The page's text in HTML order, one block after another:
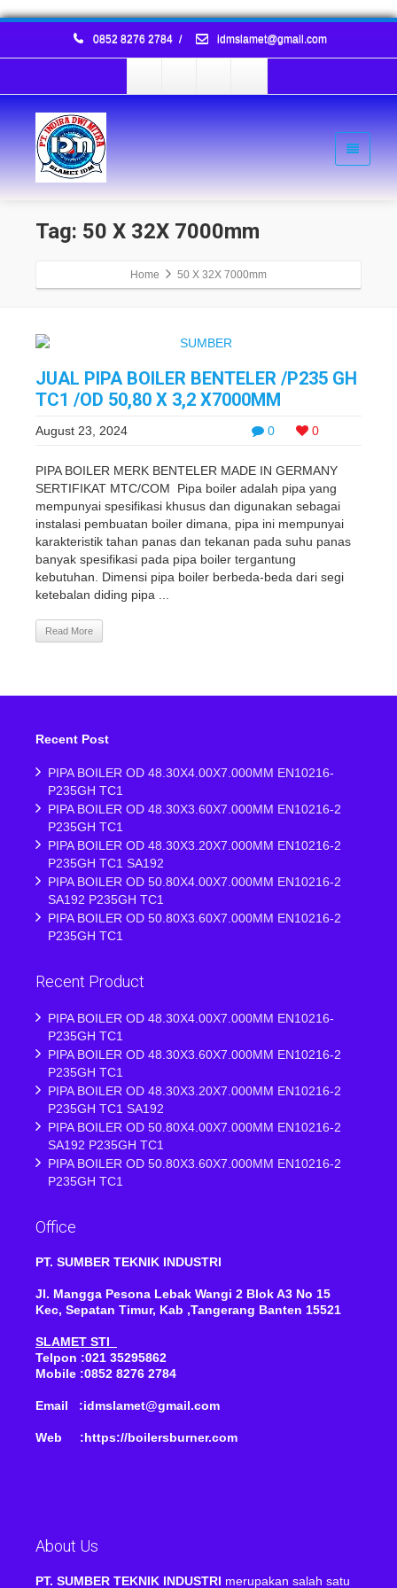
0852 8276 2784 / idmslamet@gmail.com
Tag: 50 X 32X 7000mm
Home 50 X 32X 7000mm
JUAL PIPA BOILER BENTELER /P235 GH
TC1 /OD 50,80 X 3,2 X7000MM
0 0
August 23, 2024
PIPA BOILER MERK BENTELER MADE IN GERMANY
SERTIFIKAT MTC/COM Pipa boiler adalah pipa yang
mempunyai spesifikasi khusus dan digunakan sebagai
instalasi pembuatan boiler dimana, pipa ini mempunyai
karakteristik tahan panas dan tekanan pada suhu panas
banyak spesifikasi pada pipa boiler tergantung
kebutuhan. Dimensi pipa boiler berbeda-beda dari segi
ketebalan diding pipa ...
Read More
Recent Post
PIPA BOILER OD 48.30X4.00X7.000MM EN10216-
P235GH TC1
PIPA BOILER OD 48.30X3.60X7.000MM EN10216-2
P235GH TC1
PIPA BOILER OD 48.30X3.20X7.000MM EN10216-2
P235GH TC1 SA192
PIPA BOILER OD 50.80X4.00X7.000MM EN10216-2
SA192 P235GH TC1
PIPA BOILER OD 50.80X3.60X7.000MM EN10216-2
P235GH TC1
Recent Product
PIPA BOILER OD 48.30X4.00X7.000MM EN10216-
P235GH TC1
PIPA BOILER OD 48.30X3.60X7.000MM EN10216-2
P235GH TC1
PIPA BOILER OD 48.30X3.20X7.000MM EN10216-2
P235GH TC1 SA192
PIPA BOILER OD 50.80X4.00X7.000MM EN10216-2
SA192 P235GH TC1
PIPA BOILER OD 50.80X3.60X7.000MM EN10216-2
P235GH TC1
Office
PT. SUMBER TEKNIK INDUSTRI
Jl. Mangga Pesona Lebak Wangi 2 Blok A3 No 15
Kec, Sepatan Timur, Kab ,Tangerang Banten 15521
SLAMET STI
Telpon :021 35295862
Mobile :0852 8276 2784
Email :idmslamet@gmail.com
Web :https://boilersburner.com
About Us
PT. SUMBER TEKNIK INDUSTRI merupakan salah satu